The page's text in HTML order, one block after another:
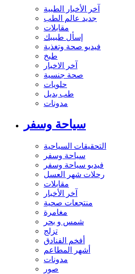
آخر الأخبار الطبية
جديد عالم الطب
مقابلات
إسأل طبيبك
فيديو صحة وتغذية
طبخ
آخر الاخبار
صحة جنسية
حلويات
طب بديل
مدونات
سياحة وسفر
التحقيقات السياحية
سياحة وسفر
فيديو سياحة وسفر
رحلات شهر العسل
مقابلات
آخر الأخبار
منتجعات صحية
مغامرة
شمس و بحر
تزلج
أفخم الفنادق
أشهر المطاعم
مدونات
صور